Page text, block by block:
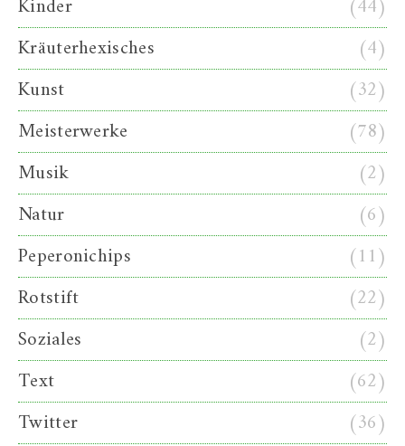
Kräuterhexisches
(4)
Kunst
(32)
Meisterwerke
(78)
Musik
(2)
Natur
(6)
Peperonichips
(11)
Rotstift
(22)
Soziales
(2)
Text
(62)
Twitter
(36)